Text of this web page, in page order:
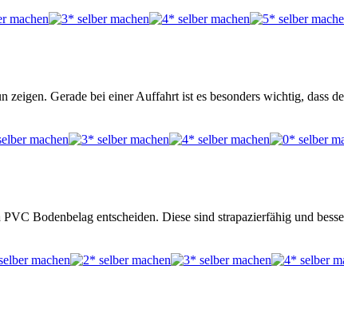
zeigen. Gerade bei einer Auffahrt ist es besonders wichtig, dass
Bodenbelag entscheiden. Diese sind strapazierfähig und